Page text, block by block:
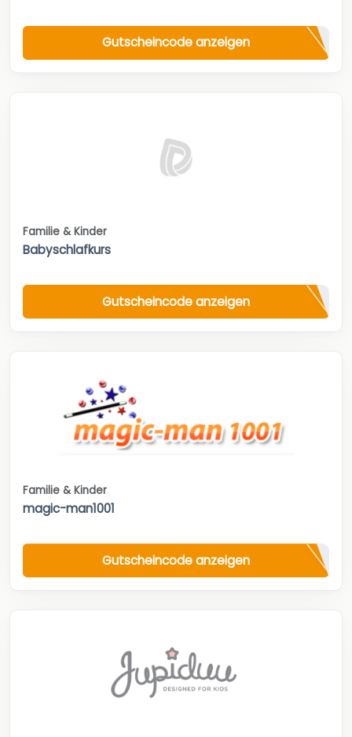
Gutscheincode anzeigen
Familie & Kinder
Babyschlafkurs
Gutscheincode anzeigen
Familie & Kinder
magic-man1001
Gutscheincode anzeigen